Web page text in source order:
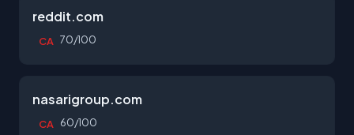
reddit.com
CA 70/100
nasarigroup.com
CA 60/100